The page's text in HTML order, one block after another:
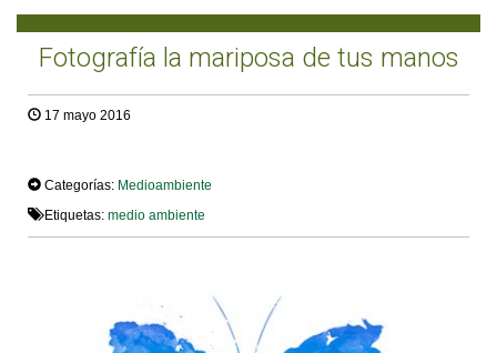
Fotografía la mariposa de tus manos
17 mayo 2016
Categorías: Medioambiente
Etiquetas: medio ambiente